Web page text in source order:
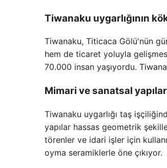
Tiwanaku uygarlığının
Tiwanaku, Titicaca Gölü'nün
hem de ticaret yoluyla
70.000 insan yaşıyordu.
Mimari ve sanatsal yapılar
Tiwanaku uygarlığı taş
yapılar hassas geometrik
törenler ve idari işler için
oyma seramiklerle öne çıkıyor.